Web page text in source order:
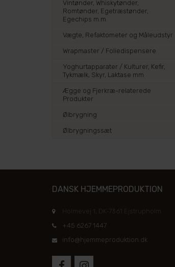
Vintønder, Whiskytønder,
Romtønder, Egetræstønder,
Egechips m.m.
Vægte, Refaktometer og Måleudstyr
Wrapmaster / Foliedispensere
Yoghurtapparater / Kulturer, Kefir,
Tykmælk, Skyr, Laktase mm
Ægge og Fjerkræ-relaterede
Produkter
Ølbrygning
Ølbrygningssæt
DANSK HJEMMEPRODUKTION
Holmevej 1, DK-7361 Ejstrupholm
+45 6267 1447
info@hjemmeproduktion.dk